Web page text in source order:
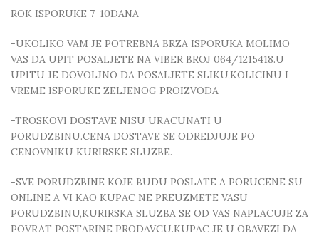
ROK ISPORUKE 7-10DANA
-UKOLIKO VAM JE POTREBNA BRZA ISPORUKA MOLIMO
VAS DA UPIT POSALJETE NA VIBER BROJ 064/1215418.U
UPITU JE DOVOLJNO DA POSALJETE SLIKU,KOLICINU I
VREME ISPORUKE ZELJENOG PROIZVODA
-TROSKOVI DOSTAVE NISU URACUNATI U
PORUDZBINU.CENA DOSTAVE SE ODREDJUJE PO
CENOVNIKU KURIRSKE SLUZBE.
-SVE PORUDZBINE KOJE BUDU POSLATE A PORUCENE SU
ONLINE A VI KAO KUPAC NE PREUZMETE VASU
PORUDZBINU,KURIRSKA SLUZBA SE OD VAS NAPLACUJE ZA
POVRAT POSTARINE PRODAVCU.KUPAC JE U OBAVEZI DA